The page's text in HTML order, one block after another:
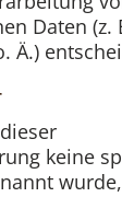
Daten (z.
Ä.)
keine